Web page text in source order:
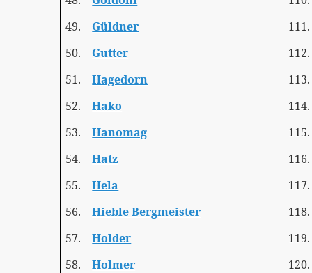
49.
Güldner
50.
Gutter
51.
Hagedorn
52.
Hako
53.
Hanomag
54.
Hatz
55.
Hela
56.
Hieble Bergmeister
57.
Holder
58.
Holmer
111.
112.
113.
114.
115.
116.
117.
118.
119.
120.